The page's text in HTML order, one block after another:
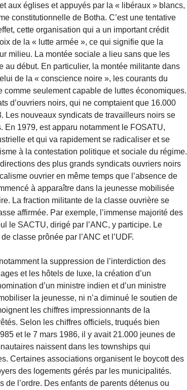
aux églises et appuyés par la « libéraux » blancs,
constitutionnelle de Botha. C’est une tentative
cette organisation qui a un important crédit
de la « lutte armée », ce qui signifie que la
milieu. La montée sociale a lieu sans que les
au début. En particulier, la montée militante dans
de la « conscience noire », les courants du
seulement capable de luttes économiques.
d’ouvriers noirs, qui ne comptaient que 16.000
Les nouveaux syndicats de travailleurs noirs se
1979, est apparu notamment le FOSATU,
et qui va rapidement se radicaliser et se
à la contestation politique et sociale du régime.
des plus grands syndicats ouvriers noirs
ouvrier en même temps que l’absence de
à apparaître dans la jeunesse mobilisée
La fraction militante de la classe ouvrière se
affirmée. Par exemple, l’immense majorité des
le SACTU, dirigé par l’ANC, y participe. Le
classe prônée par l’ANC et l’UDF.
la suppression de l’interdiction des
et les hôtels de luxe, la création d’un
d’un ministre indien et d’un ministre
la jeunesse, ni n’a diminué le soutien de
les chiffres impressionnants de la
Selon les chiffres officiels, truqués bien
et le 7 mars 1986, il y avait 21.000 jeunes de
naissent dans les townships qui
Certaines associations organisent le boycott des
des logements gérés par les municipalités.
de l’ordre. Des enfants de parents détenus ou